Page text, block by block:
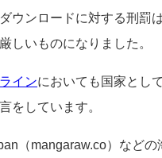
ウンロードに対する刑罰
しいものになりました。
インにおいても国家とし
をしています。
（mangaraw.co）などの